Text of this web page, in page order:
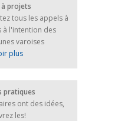
les réfugiés
projets
tous les appels à
à l'intention des
varoises
plus
pratiques
ont des idées,
les!